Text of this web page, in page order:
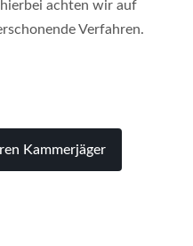
achten wir auf
Verfahren.
Kammerjäger